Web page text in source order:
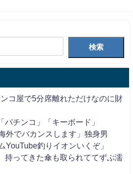
検索
コ屋で5分席離れただけなのに財
チンコ」「キーボード」
外でバカンスします」独身男
YouTube釣りイオンいくぞ」
持ってきた傘も取られててずぶ濡